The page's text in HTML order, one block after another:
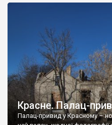
Красне. Палац-
Палац-привид у Красному –